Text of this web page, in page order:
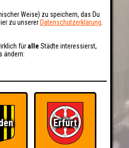
Weise) zu speichern, das Du
zu unserer Datenschutzerklärung
füralle Städte interessierst,
ändern:
Erfurt